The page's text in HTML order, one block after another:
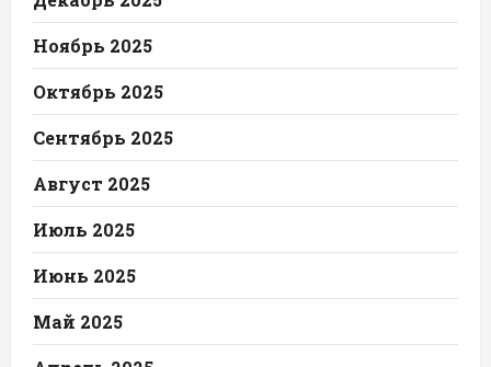
Ноябрь 2025
Октябрь 2025
Сентябрь 2025
Август 2025
Июль 2025
Июнь 2025
Май 2025